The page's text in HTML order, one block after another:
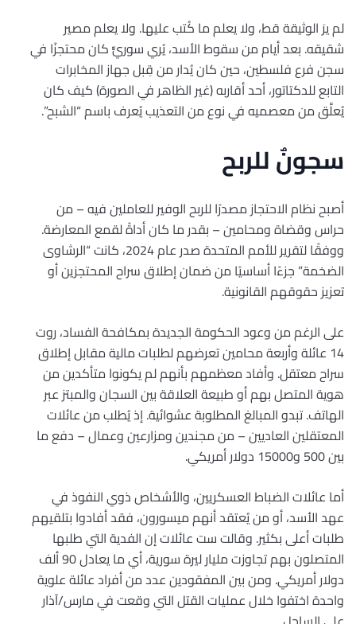
لم يرَ الوثيقة قط، ولا يعلم ما كُتب عليها. ولا يعلم مصير
شقيقه. بعد أيام من سقوط الأسد، يُري سوريٌّ كان محتجزًا في
سجن فرع فلسطين، حين كان يُدار من قِبل جهاز المخابرات
التابع للدكتاتور، أحد أقاربه (غير الظاهر في الصورة) كيف كان
يُعلَّق من معصميه في نوع من التعذيب يُعرف باسم “الشبح”.
سجونٌ للربح
أصبح نظام الاحتجاز مصدرًا للربح الوفير للعاملين فيه – من
حراس وقضاة ومحامين – بقدر ما كان أداةً لقمع المعارضة.
ووفقًا لتقرير للأمم المتحدة صدر عام 2024، كانت “الرشاوى
الضخمة” جزءًا أساسيًا من ضمان إطلاق سراح المحتجزين أو
تعزيز حقوقهم القانونية.
على الرغم من وعود الحكومة الجديدة بمكافحة الفساد، روت
14 عائلة وأربعة محامين تعرضهم لطلبات مالية مقابل إطلاق
سراح معتقل. وأفاد معظمهم بأنهم لم يكونوا متأكدين من
هوية المتصل بهم أو طبيعة العلاقة بين السجان والمبتز عبر
الهاتف. تبدو المبالغ المطلوبة عشوائية. إذ يُطلب من عائلات
المعتقلين العاديين – من مجندين ومزارعين وعمال – دفع ما
بين 500 و15000 دولار أمريكي.
أما عائلات الضباط العسكريين، والأشخاص ذوي النفوذ في
عهد الأسد، أو من يُعتقد أنهم ميسورون، فقد أفادوا بتلقيهم
طلبات أعلى بكثير. وقالت ست عائلات إن الفدية التي طلبها
المتصلون بهم تجاوزت مليار ليرة سورية، أي ما يعادل 90 ألف
دولار أمريكي. ومن بين المفقودين عدد من أفراد عائلة علوية
واحدة اختفوا خلال عمليات القتل التي وقعت في مارس/آذار